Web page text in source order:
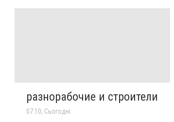
разнорабочие и строители
07:10, Сьогодні